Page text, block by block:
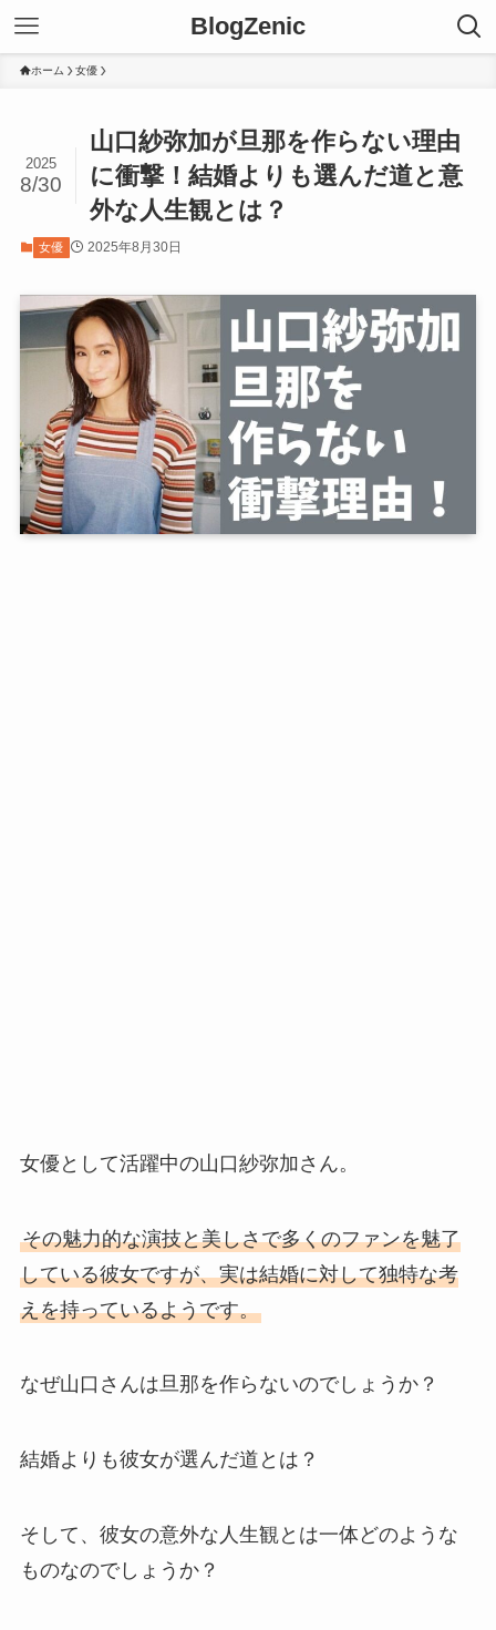
BlogZenic
ホーム 女優
山口紗弥加が旦那を作らない理由
に衝撃！結婚よりも選んだ道と意
外な人生観とは？
2025
8/30
女優 2025年8月30日
女優として活躍中の山口紗弥加さん。
その魅力的な演技と美しさで多くのファンを魅了
している彼女ですが、実は結婚に対して独特な考
えを持っているようです。
なぜ山口さんは旦那を作らないのでしょうか？
結婚よりも彼女が選んだ道とは？
そして、彼女の意外な人生観とは一体どのような
ものなのでしょうか？